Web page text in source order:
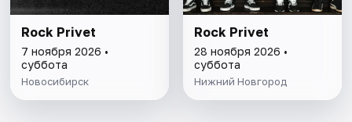
Rock Privet
7 ноября 2026 •
суббота
Новосибирск
Rock Privet
28 ноября 2026 •
суббота
Нижний Новгород